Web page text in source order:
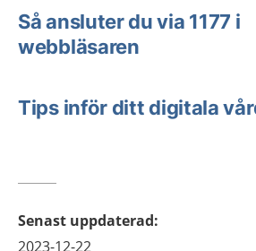
Så ansluter du via 1177 i
webbläsaren
Tips inför ditt digitala
Senast uppdaterad:
2023-12-22